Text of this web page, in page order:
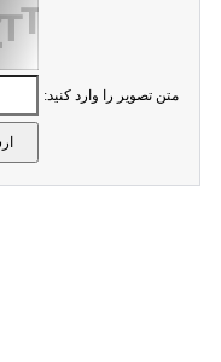
متن تصویر را وارد کنید: